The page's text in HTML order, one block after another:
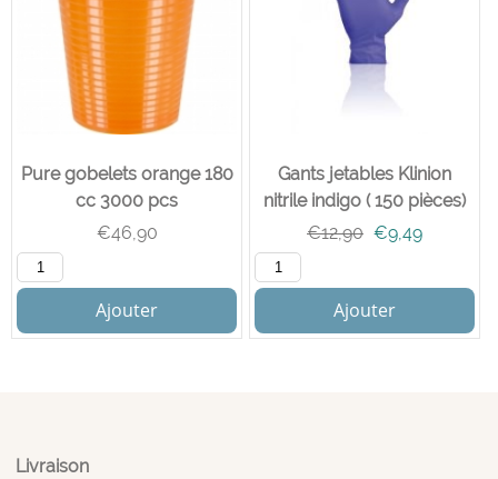
Pure gobelets orange 180
cc 3000 pcs
€46,90
Ajouter
Gants jetables Klinion
nitrile indigo ( 150 pièces)
€12,90 €9,49
Ajouter
Livraison